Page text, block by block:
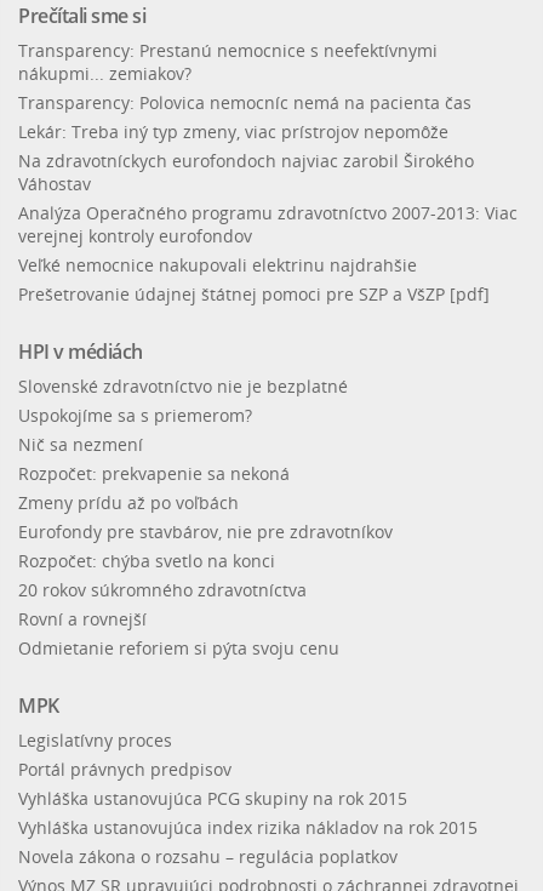
Prečítali sme si
Transparency: Prestanú nemocnice s neefektívnymi
nákupmi... zemiakov?
Transparency: Polovica nemocníc nemá na pacienta čas
Lekár: Treba iný typ zmeny, viac prístrojov nepomôže
Na zdravotníckych eurofondoch najviac zarobil Širokého
Váhostav
Analýza Operačného programu zdravotníctvo 2007-2013: Viac
verejnej kontroly eurofondov
Veľké nemocnice nakupovali elektrinu najdrahšie
Prešetrovanie údajnej štátnej pomoci pre SZP a VšZP [pdf]
HPI v médiách
Slovenské zdravotníctvo nie je bezplatné
Uspokojíme sa s priemerom?
Nič sa nezmení
Rozpočet: prekvapenie sa nekoná
Zmeny prídu až po voľbách
Eurofondy pre stavbárov, nie pre zdravotníkov
Rozpočet: chýba svetlo na konci
20 rokov súkromného zdravotníctva
Rovní a rovnejší
Odmietanie reforiem si pýta svoju cenu
MPK
Legislatívny proces
Portál právnych predpisov
Vyhláška ustanovujúca PCG skupiny na rok 2015
Vyhláška ustanovujúca index rizika nákladov na rok 2015
Novela zákona o rozsahu – regulácia poplatkov
Výnos MZ SR upravujúci podrobnosti o záchrannej zdravotnej